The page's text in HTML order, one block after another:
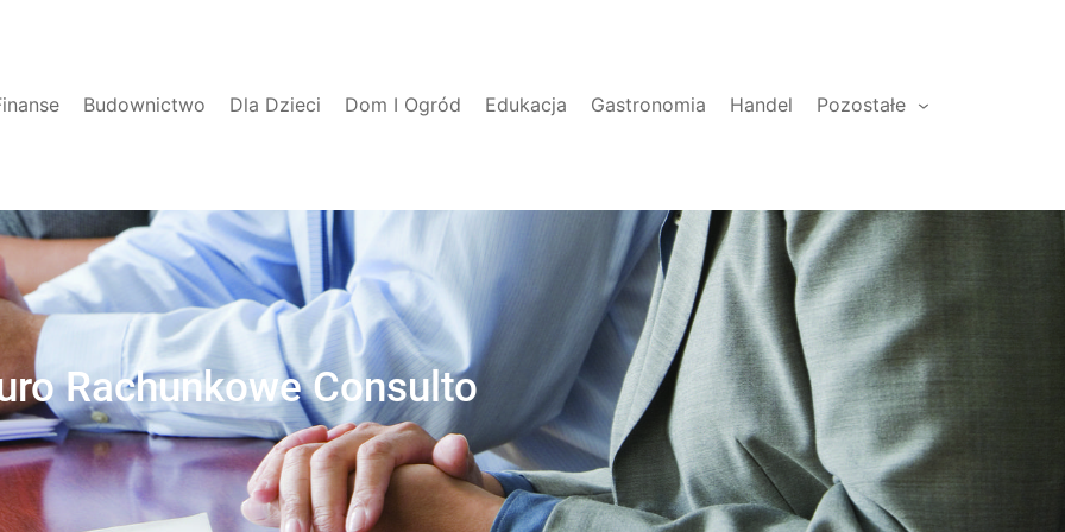
Budownictwo Dla Dzieci Dom I Ogród Edukacja Gastronomia Handel Pozostałe
Rachunkowe Consulto